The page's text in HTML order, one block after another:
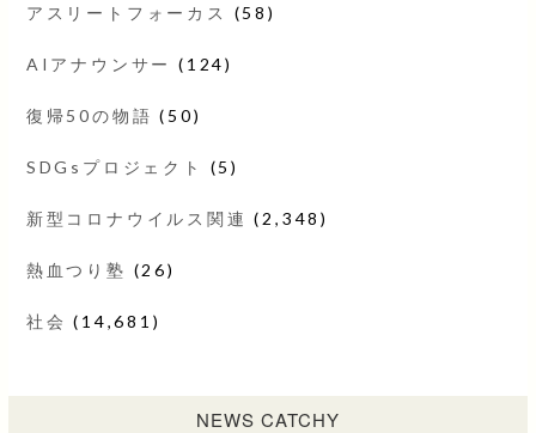
アスリートフォーカス (58)
AIアナウンサー (124)
復帰50の物語 (50)
SDGsプロジェクト (5)
新型コロナウイルス関連 (2,348)
熱血つり塾 (26)
社会 (14,681)
NEWS CATCHY